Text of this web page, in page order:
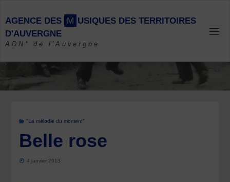
content
AGENCE DES M USIQUES DES TERRITOIRES
D'AUVERGNE
ADN* de l'Auvergne
"La mélodie du moment"
Belle rose
4 janvier 2013